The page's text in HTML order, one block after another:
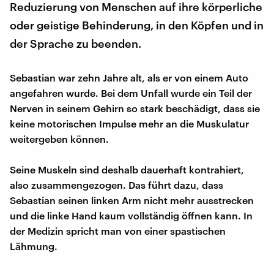
Reduzierung von Menschen auf ihre körperliche
oder geistige Behinderung, in den Köpfen und in
der Sprache zu beenden.
Sebastian war zehn Jahre alt, als er von einem Auto
angefahren wurde. Bei dem Unfall wurde ein Teil der
Nerven in seinem Gehirn so stark beschädigt, dass sie
keine motorischen Impulse mehr an die Muskulatur
weitergeben können.
Seine Muskeln sind deshalb dauerhaft kontrahiert,
also zusammengezogen. Das führt dazu, dass
Sebastian seinen linken Arm nicht mehr ausstrecken
und die linke Hand kaum vollständig öffnen kann. In
der Medizin spricht man von einer spastischen
Lähmung.